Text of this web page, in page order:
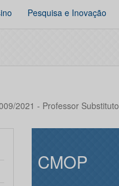
Pesquisa e Inovação
2021 - Professor Substituto
CMOP